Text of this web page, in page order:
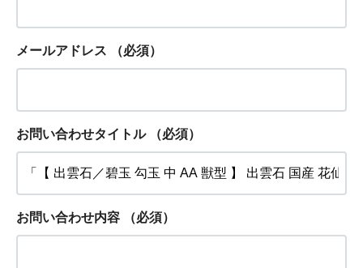
メールアドレス （必須）
お問い合わせタイトル （必須）
お問い合わせ内容 （必須）